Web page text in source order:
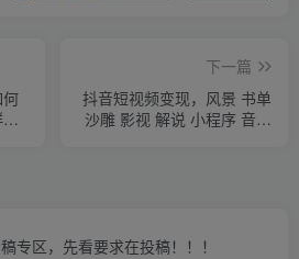
何
下一篇
抖音短视频变现，风景 书单
沙雕 影视 解说 小程序 音乐
专区，先看要求在投稿！！！